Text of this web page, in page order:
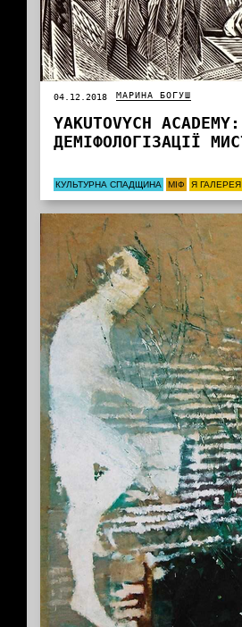
04.12.2018 МАРИНА БОГУШ
YAKUTOVYCH
ДЕМІФОЛОГІЗАЦІЇ
КУЛЬТУРНА СПАДЩИНА МІФ Я ГАЛЕРЕЯ